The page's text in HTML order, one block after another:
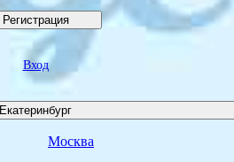
Регистрация
Вход
Екатеринбург
Москва